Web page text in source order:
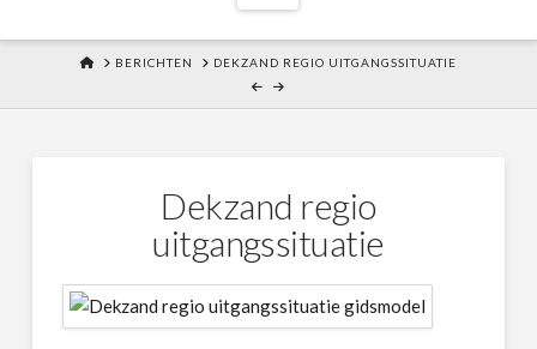
HOMEBERICHTEN DEKZAND REGIO UITGANGSSITUATIE
Dekzand regio
uitgangssituatie